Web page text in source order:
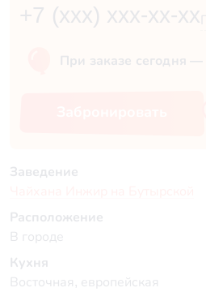
+7 (xxx) xxx-xx-xx
При заказе сегодня —
Заведение
Расположение
В городе
Кухня
Восточная, европейская